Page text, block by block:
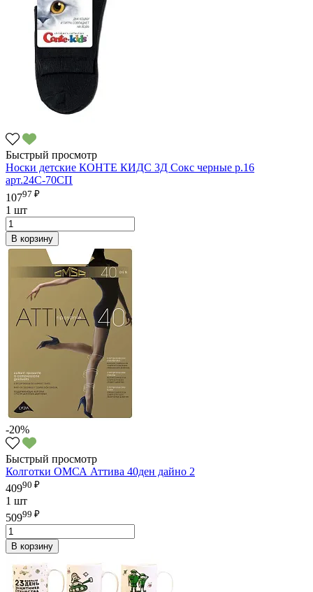
Быстрый просмотр
Носки детские КОНТЕ КИДС 3Д Сокс черные р.16
арт.24С-70СП
10797 ₽
1 шт
В корзину
-20%
Быстрый просмотр
Колготки ОМСА Аттива 40ден дайно 2
40990 ₽
1 шт
50999 ₽
В корзину